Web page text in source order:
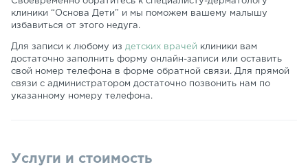
клиники “Основа Дети” и мы поможем вашему малышу
избавиться от этого недуга.
Для записи к любому из детских врачей клиники вам
достаточно заполнить форму онлайн-записи или оставить
свой номер телефона в форме обратной связи. Для прямой
связи с администратором достаточно позвонить нам по
указанному номеру телефона.
Услуги и стоимость